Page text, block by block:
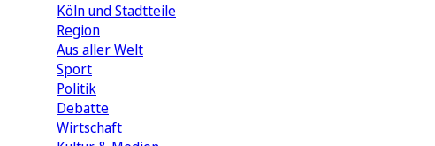
Köln und Stadtteile
Region
Aus aller Welt
Sport
Politik
Debatte
Wirtschaft